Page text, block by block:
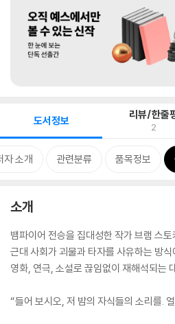
도서정보 리뷰/한줄
2
자 소개 관련분류 품목정보
소개
뱀파이어 전승을 집대성한 작가 브램 스토
근대 사회가 괴물과 타자를 사유하는 방
영화, 연극, 소설로 끊임없이 재해석되는
“들어 보시오, 저 밤의 자식들의 소리를.